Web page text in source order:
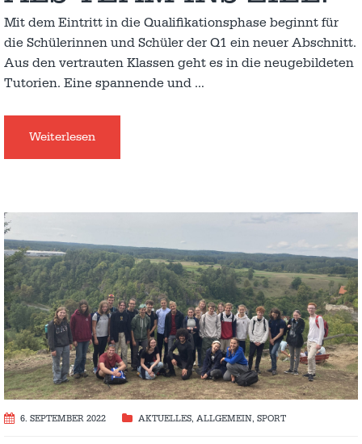
Mit dem Eintritt in die Qualifikationsphase beginnt für
die Schülerinnen und Schüler der Q1 ein neuer Abschnitt.
Aus den vertrauten Klassen geht es in die neugebildeten
Tutorien. Eine spannende und …
Weiterlesen
6. SEPTEMBER 2022 AKTUELLES, ALLGEMEIN, SPORT